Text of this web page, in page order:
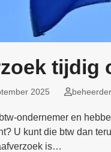
tijdig
2025 beheerder
ondernemer en
U kunt die btw dan
is…